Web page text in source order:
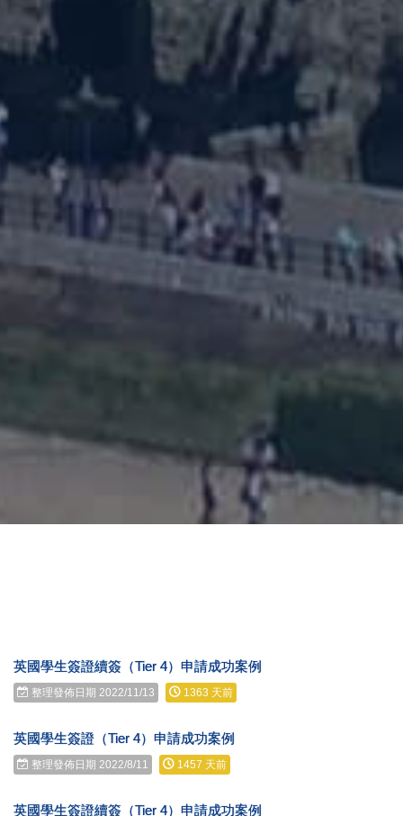
英國學生簽證續簽（Tier 4）申請成功案例
整理發佈日期 2022/11/13 1363 天前
英國學生簽證（Tier 4）申請成功案例
整理發佈日期 2022/8/11 1457 天前
英國學生簽證續簽（Tier 4）申請成功案例